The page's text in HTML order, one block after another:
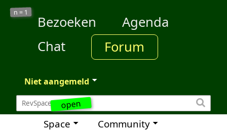
open
n = 1
Bezoeken
Agenda
Chat
Forum
Niet aangemeld
Space Community